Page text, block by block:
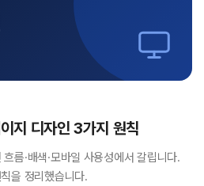
지 디자인 3가지 원칙
름·배색·모바일 사용성에서 갈립니다.
을 정리했습니다.